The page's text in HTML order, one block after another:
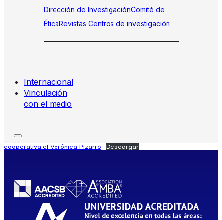
Dirección de InvestigaciónComité de
ÉticaRevistas Centros de investigación
Internacional
Vinculación
con el medio
cooperativa.cl Verónica Pizarro Descargar